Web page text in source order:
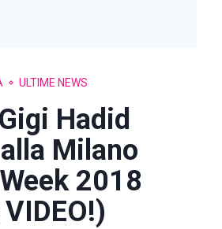
ULTIME NEWS
Hadid
Milano
2018